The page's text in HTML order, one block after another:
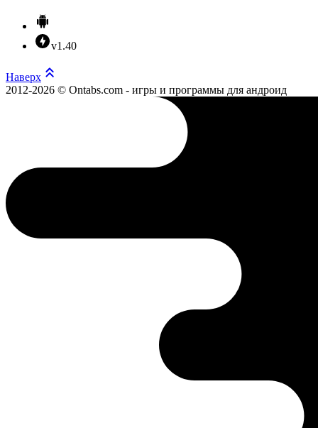
v1.40
Наверх
2012-2026 © Ontabs.com - игры и программы для андроид